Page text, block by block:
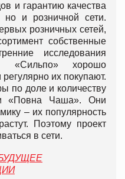
и гарантию качества
но и розничной сети.
розничных сетей,
собственные
исследования
«Сильпо» хорошо
их покупают.
по доле и количеству
«Повна Чаша». Они
– их популярность
Поэтому проект
в сети.